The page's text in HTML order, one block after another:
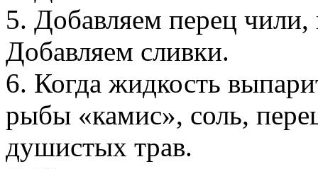
5. Добавляем перец
Добавляем сливки.
6. Когда жидкость
рыбы «камис», соль,
душистых трав.